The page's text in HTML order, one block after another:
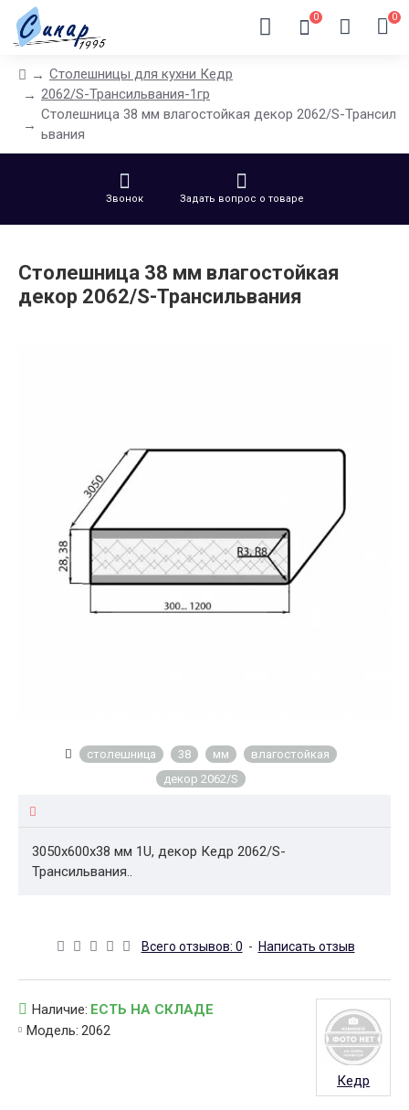
0 0
Столешницы для кухни Кедр
2062/S-Трансильвания-1гр
Столешница 38 мм влагостойкая декор 2062/S-Трансил
ьвания
Звонок Задать вопрос о товаре
Столешница 38 мм влагостойкая
декор 2062/S-Трансильвания
столешница 38 мм
влагостойкая
декор 2062/S
3050x600x38 мм 1U, декор Кедр 2062/S-
Трансильвания..
Всего отзывов: 0 - Написать отзыв
Наличие: ЕСТЬ НА СКЛАДЕ
Модель: 2062
Кедр